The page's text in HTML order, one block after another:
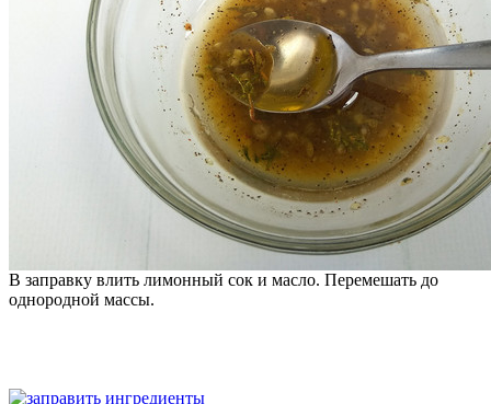
В заправку влить лимонный сок и масло. Перемешать до
однородной массы.